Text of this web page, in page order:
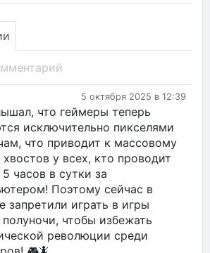
5 октября 2025 в 12:39
что геймеры теперь
исключительно пикселями
что приводит к массовому
хвостов у всех, кто проводит
часов в сутки за
Поэтому сейчас в
запретили играть в игры
полуночи, чтобы избежать
революции среди